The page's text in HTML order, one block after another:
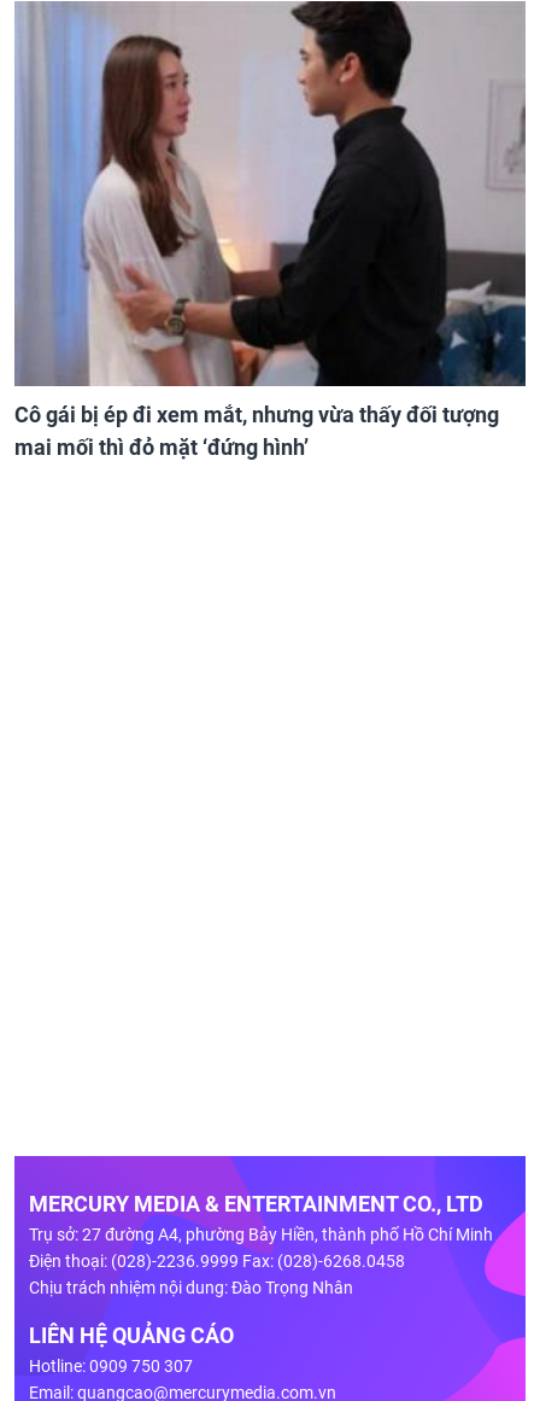
Cô gái bị ép đi xem mắt, nhưng vừa thấy đối tượng
mai mối thì đỏ mặt ‘đứng hình’
MERCURY MEDIA & ENTERTAINMENT CO., LTD
Trụ sở: 27 đường A4, phường Bảy Hiền, thành phố Hồ Chí Minh
Điện thoại: (028)-2236.9999 Fax: (028)-6268.0458
Chịu trách nhiệm nội dung: Đào Trọng Nhân
LIÊN HỆ QUẢNG CÁO
Hotline: 0909 750 307
Email:quangcao@mercurymedia.com.vn